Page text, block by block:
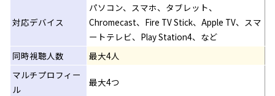
対応デバイス
パソコン、スマホ、タブレット、
Chromecast、Fire TV Stick、Apple TV、スマ
ートテレビ、Play Station4、など
同時視聴人数
最大4人
マルチプロフィー
ル
最大4つ